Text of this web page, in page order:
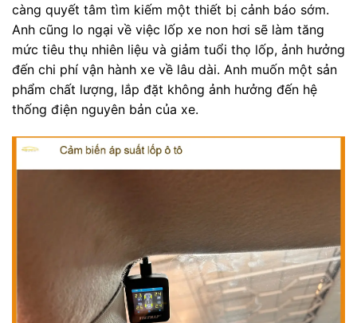
càng quyết tâm tìm kiếm một thiết bị cảnh báo sớm.
Anh cũng lo ngại về việc lốp xe non hơi sẽ làm tăng
mức tiêu thụ nhiên liệu và giảm tuổi thọ lốp, ảnh hưởng
đến chi phí vận hành xe về lâu dài. Anh muốn một sản
phẩm chất lượng, lắp đặt không ảnh hưởng đến hệ
thống điện nguyên bản của xe.